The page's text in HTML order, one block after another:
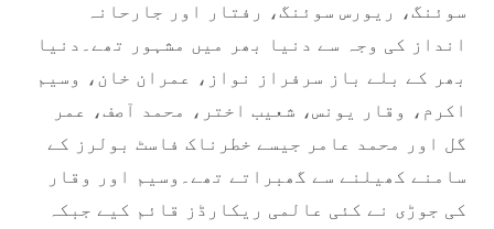
سوئنگ، ریورس سوئنگ، رفتار اور جارحانہ
انداز کی وجہ سے دنیا بھر میں مشہور تھے۔دنیا
بھر کے بلے باز سرفراز نواز، عمران خان، وسیم
اکرم، وقار یونس، شعیب اختر، محمد آصف، عمر
گل اور محمد عامر جیسے خطرناک فاسٹ بولرز کے
سامنے کھیلنے سے گھبراتے تھے۔وسیم اور وقار
کی جوڑی نے کئی عالمی ریکارڈز قائم کیے جبکہ